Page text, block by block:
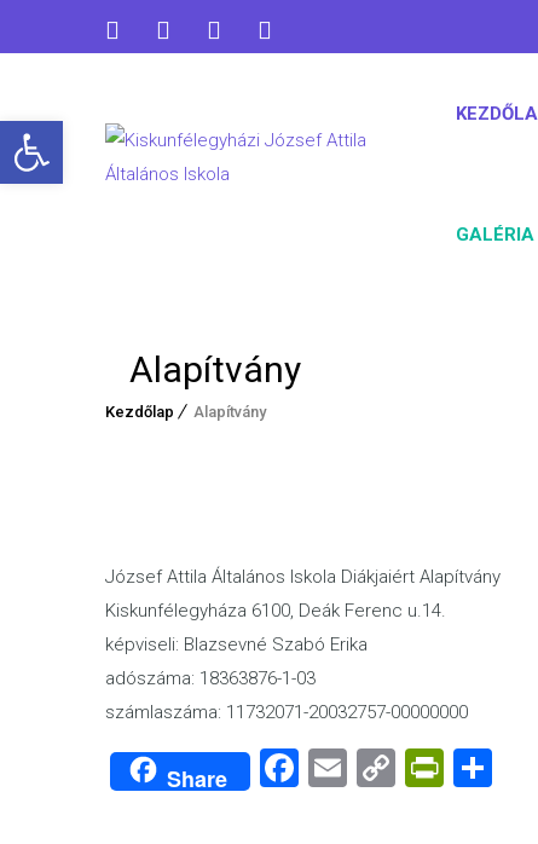
GALÉRIA
Alapítvány
Kezdőlap Alapítvány
József Attila Általános Iskola Diákjaiért Alapítvány
Kiskunfélegyháza 6100, Deák Ferenc u.14.
képviseli: Blazsevné Szabó Erika
adószáma: 18363876-1-03
számlaszáma: 11732071-20032757-00000000
Share Facebook
EmailCopy
Open toolbar